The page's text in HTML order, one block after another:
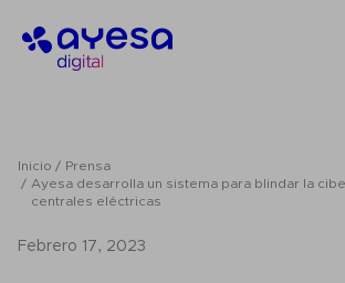
Ayesa
Inicio
Prensa
Ayesa desarrolla un sistema para blindar la
centrales eléctricas
febrero 17, 2023